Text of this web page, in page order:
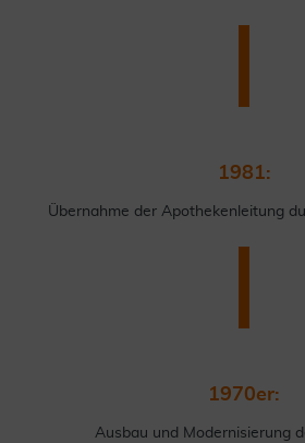
1981:
Übernahme der Apothekenleitung
1970er:
Ausbau und Modernisierung